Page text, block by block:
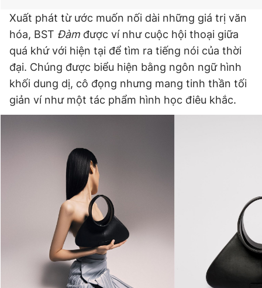
Xuất phát từ ước muốn nối dài những giá trị văn
hóa, BST Đàm được ví như cuộc hội thoại giữa
quá khứ với hiện tại để tìm ra tiếng nói của thời
đại. Chúng được biểu hiện bằng ngôn ngữ hình
khối dung dị, cô đọng nhưng mang tinh thần tối
giản ví như một tác phẩm hình học điêu khắc.